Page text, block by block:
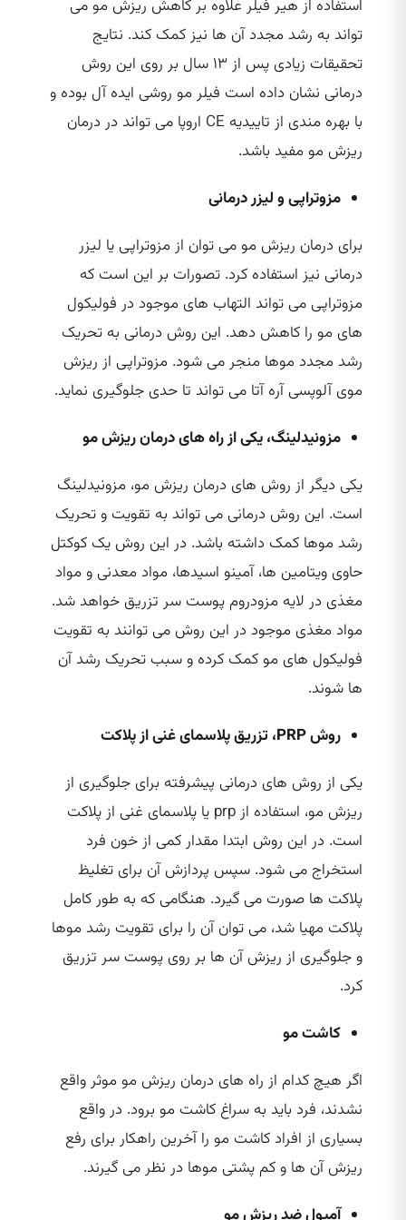
استفاده از هیر فیلر علاوه بر کاهش ریزش مو می‌
تواند به رشد مجدد آن ها نیز کمک کند. نتايج
تحقیقات زیادی پس از ۱۳ سال بر روی این روش
درمانی نشان داده است فیلر مو روشی ایده آل بوده و
با بهره مندی از تاییدیه CE اروپا می‌ تواند در درمان
ریزش مو مفید باشد.
مزوتراپی و لیزر درمانی
برای درمان ریزش مو می‌ توان از مزوتراپی یا لیزر
درمانی نیز استفاده کرد. تصورات بر این است که
مزوتراپی می‌ تواند التهاب‌ های موجود در فولیکول‌
های مو را کاهش دهد. این روش درمانی به تحریک
رشد مجدد موها منجر می‌ شود. مزوتراپی از ریزش
موی آلوپسی آره آتا می‌ تواند تا حدی جلوگیری نماید.
مزونیدلینگ، یکی از راه‌ های درمان ریزش مو
یکی دیگر از روش‌ های درمان ریزش مو، مزونیدلینگ
است. این روش درمانی می‌ تواند به تقویت و تحریک
رشد موها کمک داشته باشد. در این روش یک کوکتل
حاوی ویتامین‌ ها، آمینو اسیدها، مواد معدنی و مواد
مغذی در لایه مزودروم پوست سر تزریق خواهد شد.
مواد مغذی موجود در این روش می‌ توانند به تقویت
فولیکول‌ های مو کمک کرده و سبب تحریک رشد آن
ها شوند.
روشPRP، تزریق پلاسمای غنی از پلاکت
یکی از روش‌ های درمانی پیشرفته برای جلوگیری از
ریزش مو، استفاده از prp یا پلاسمای غنی از پلاکت
است. در این روش ابتدا مقدار کمی از خون فرد
استخراج می‌ شود. سپس پردازش آن برای تغلیظ
پلاکت‌ ها صورت می‌ گیرد. هنگامی که به طور کامل
پلاکت مهیا شد، می‌ توان آن را برای تقویت رشد موها
و جلوگیری از ریزش آن ها بر روی پوست سر تزریق
کرد.
کاشت مو
اگر هیچ کدام از راه‌ های درمان ریزش مو موثر واقع
نشدند، فرد باید به سراغ کاشت مو برود. در واقع
بسیاری از افراد کاشت مو را آخرین راهکار برای رفع
ریزش آن ها و کم پشتی موها در نظر می‌ گیرند.